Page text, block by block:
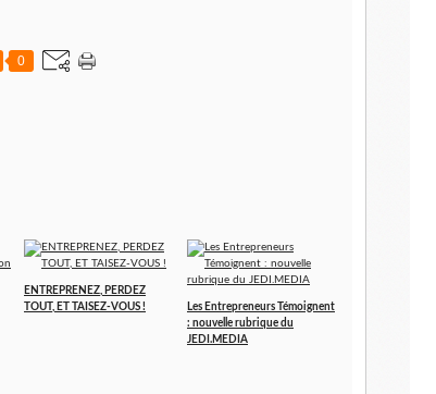
0
ENTREPRENEZ, PERDEZ
TOUT, ET TAISEZ-VOUS !
Les Entrepreneurs Témoignent
: nouvelle rubrique du
JEDI.MEDIA